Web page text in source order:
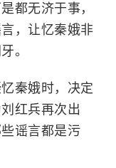
都无济于事，
，让忆秦娥非
。
秦娥时，决定
红兵再次出
谣言都是污